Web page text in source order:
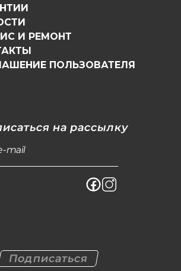
И РЕМОНТ
ПОЛЬЗОВАТЕЛЯ
на рассылку
mail
Подписаться